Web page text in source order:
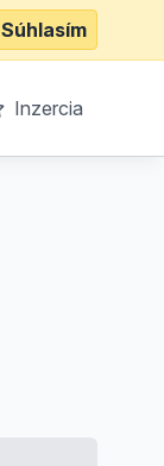
Súhlasím
Inzercia